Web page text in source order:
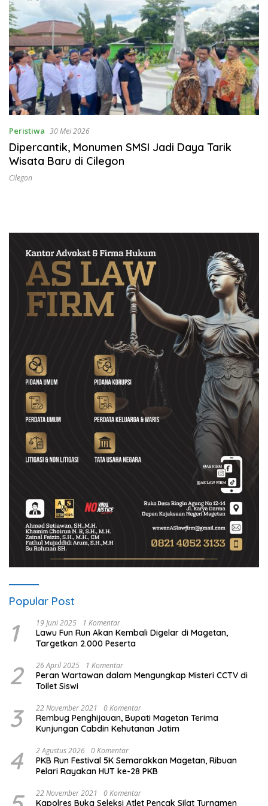
Peristiwa 30 Mei 2026
Dipercantik, Monumen SMSI Jadi Daya Tarik
Wisata Baru di Cilegon
Cilegon
Popular Post
1 19 Juni 2025 1 Komentar
Lawu Fun Run Akan Kembali Digelar di Magetan,
Targetkan 2.000 Peserta
2 26 April 2025 1 Komentar
Peran Wartawan dalam Mengungkap Misteri CCTV di
Toilet Siswi
3 22 November 2021 0 Komentar
Rembug Penghijauan, Bupati Magetan Terima
Kunjungan Cabdin Kehutanan Jatim
4 2 Agustus 2026 0 Komentar
PKB Run Festival 5K Semarakkan Magetan, Ribuan
Pelari Rayakan HUT ke-28 PKB
22 November 2021 0 Komentar
Kapolres Buka Seleksi Atlet Pencak Silat Turnamen